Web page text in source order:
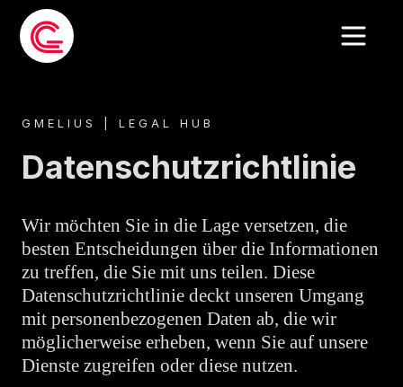
GMELIUS | LEGAL HUB
Datenschutzrichtlinie
Wir möchten Sie in die Lage versetzen, die
besten Entscheidungen über die Informationen
zu treffen, die Sie mit uns teilen. Diese
Datenschutzrichtlinie deckt unseren Umgang
mit personenbezogenen Daten ab, die wir
möglicherweise erheben, wenn Sie auf unsere
Dienste zugreifen oder diese nutzen.